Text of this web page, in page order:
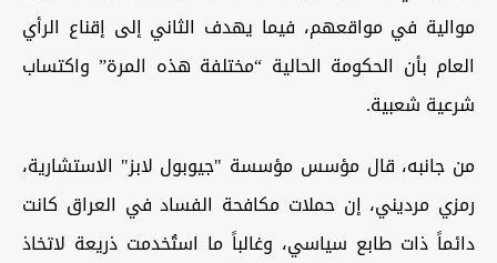
موالية في مواقعهم، فيما يهدف الثاني إلى إقناع الرأي
العام بأن الحكومة الحالية “مختلفة هذه المرة” واكتساب
شرعية شعبية.
من جانبه، قال مؤسس مؤسسة "جيوبول لابز" الاستشارية،
رمزي مرديني، إن حملات مكافحة الفساد في العراق كانت
دائماً ذات طابع سياسي، وغالباً ما استُخدمت ذريعة لاتخاذ